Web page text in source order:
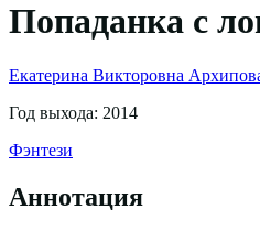
Попаданка с
Екатерина Викторовна
Год выхода: 2014
Фэнтези
Аннотация